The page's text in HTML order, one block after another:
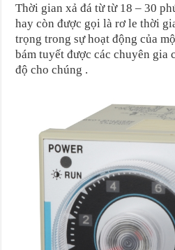
Thời gian xả đá từ từ 18 – 30
hay còn được gọi là rơ le thời
trọng trong sự hoạt động của
bám tuyết được các chuyên gia
độ cho chúng .